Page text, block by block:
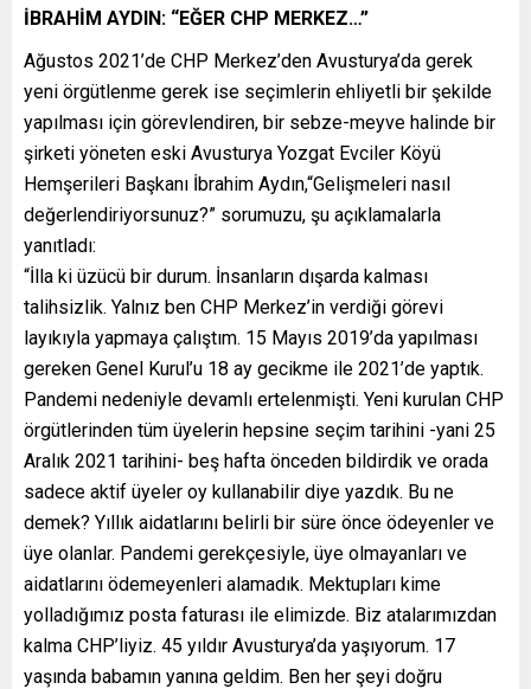
İBRAHİM AYDIN: “EĞER CHP MERKEZ…”
Ağustos 2021’de CHP Merkez’den Avusturya’da gerek
yeni örgütlenme gerek ise seçimlerin ehliyetli bir şekilde
yapılması için görevlendiren, bir sebze-meyve halinde bir
şirketi yöneten eski Avusturya Yozgat Evciler Köyü
Hemşerileri Başkanı İbrahim Aydın,“Gelişmeleri nasıl
değerlendiriyorsunuz?” sorumuzu, şu açıklamalarla
yanıtladı:
“İlla ki üzücü bir durum. İnsanların dışarda kalması
talihsizlik. Yalnız ben CHP Merkez’in verdiği görevi
layıkıyla yapmaya çalıştım. 15 Mayıs 2019’da yapılması
gereken Genel Kurul’u 18 ay gecikme ile 2021’de yaptık.
Pandemi nedeniyle devamlı ertelenmişti. Yeni kurulan CHP
örgütlerinden tüm üyelerin hepsine seçim tarihini -yani 25
Aralık 2021 tarihini- beş hafta önceden bildirdik ve orada
sadece aktif üyeler oy kullanabilir diye yazdık. Bu ne
demek? Yıllık aidatlarını belirli bir süre önce ödeyenler ve
üye olanlar. Pandemi gerekçesiyle, üye olmayanları ve
aidatlarını ödemeyenleri alamadık. Mektupları kime
yolladığımız posta faturası ile elimizde. Biz atalarımızdan
kalma CHP’liyiz. 45 yıldır Avusturya’da yaşıyorum. 17
yaşında babamın yanına geldim. Ben her şeyi doğru